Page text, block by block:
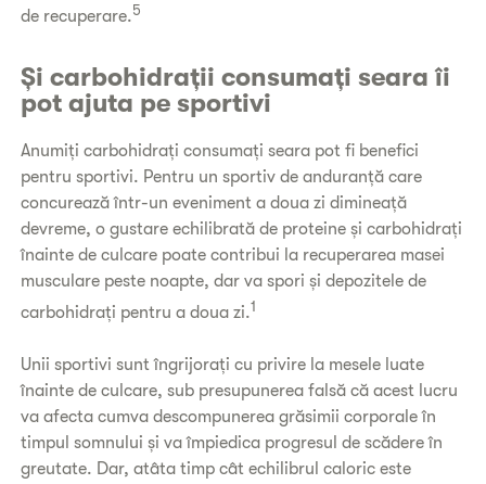
de recuperare.5
Și carbohidrații consumați seara îi
pot ajuta pe sportivi
Anumiți carbohidrați consumați seara pot fi benefici
pentru sportivi. Pentru un sportiv de anduranță care
concurează într-un eveniment a doua zi dimineață
devreme, o gustare echilibrată de proteine și carbohidrați
înainte de culcare poate contribui la recuperarea masei
musculare peste noapte, dar va spori și depozitele de
carbohidrați pentru a doua zi.1
Unii sportivi sunt îngrijorați cu privire la mesele luate
înainte de culcare, sub presupunerea falsă că acest lucru
va afecta cumva descompunerea grăsimii corporale în
timpul somnului și va împiedica progresul de scădere în
greutate. Dar, atâta timp cât echilibrul caloric este